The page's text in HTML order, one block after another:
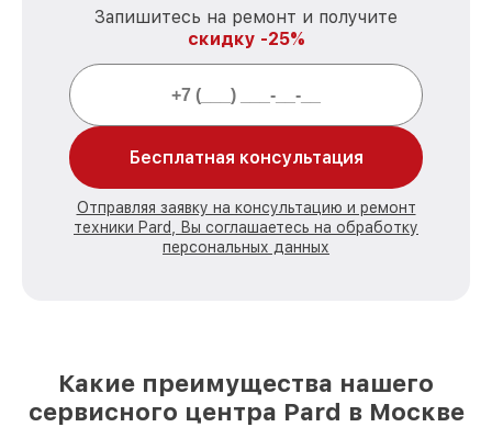
Запишитесь на ремонт и получите
скидку -25%
Бесплатная консультация
Отправляя заявку на консультацию и ремонт
техники Pard, Вы соглашаетесь на обработку
персональных данных
Какие преимущества нашего
сервисного центра Pard в Москве